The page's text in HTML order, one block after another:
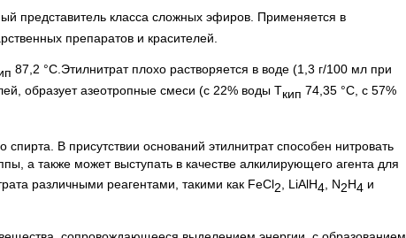
представитель класса сложных эфиров. Применяется в
препаратов и красителей.
87,2 °C.Этилнитрат плохо растворяется в воде (1,3 г/100 мл при
образует азеотропные смеси (с 22% воды Ткип 74,35 °C, с 57%
В присутствии оснований этилнитрат способен нитровать
а также может выступать в качестве алкилирующего агента для
различными реагентами, такими как FeCl2, LiAlH4, N2H4 и